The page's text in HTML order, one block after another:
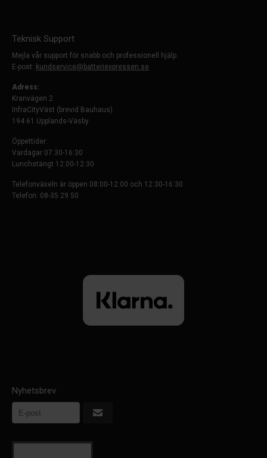
Teknisk Support
Mejla vår support för snabb och professionell hjälp.
E-post: kundservice@batteriexpressen.se
Adress:
Kranvägen 2
InfraCityVäst (brevid Bauhaus)
194 61 Upplands-Väsby
Öppettider:
Vardagar 07:30-16:30
Lunchstängt 12:00-12:30
Telefonväxeln är öppen 08:00-12:00 och 12:30-16:30
Telefon: 08-35 29 50
Nyhetsbrev